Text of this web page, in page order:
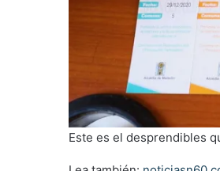
Este es el desprendibles